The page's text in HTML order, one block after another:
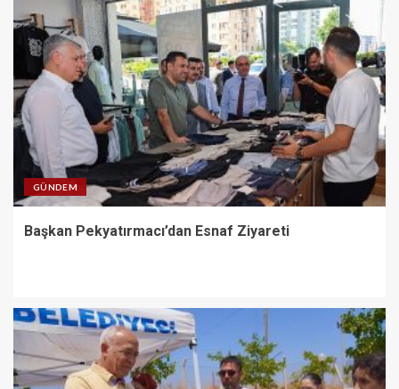
GÜNDEM
Başkan Pekyatırmacı’dan Esnaf Ziyareti